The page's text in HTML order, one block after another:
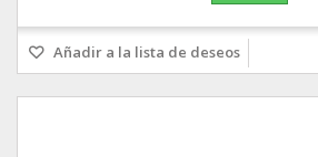
Añadir a la lista de deseos